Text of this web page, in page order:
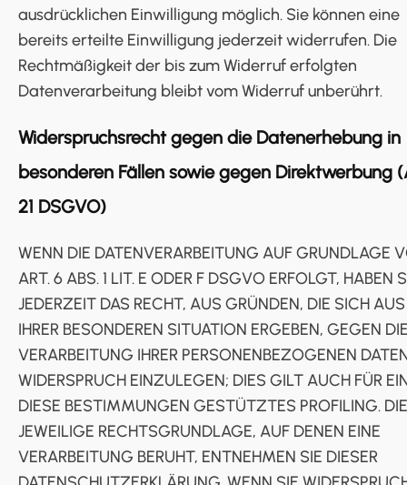
ausdrücklichen Einwilligung möglich. Sie können eine
bereits erteilte Einwilligung jederzeit widerrufen. Die
Rechtmäßigkeit der bis zum Widerruf erfolgten
Datenverarbeitung bleibt vom Widerruf unberührt.
Widerspruchsrecht gegen die Datenerhebung in
besonderen Fällen sowie gegen Direktwerbung
21 DSGVO)
WENN DIE DATENVERARBEITUNG AUF GRUNDLAGE
ART. 6 ABS. 1 LIT. E ODER F DSGVO ERFOLGT, HABEN
JEDERZEIT DAS RECHT, AUS GRÜNDEN, DIE SICH AUS
IHRER BESONDEREN SITUATION ERGEBEN, GEGEN
VERARBEITUNG IHRER PERSONENBEZOGENEN
WIDERSPRUCH EINZULEGEN; DIES GILT AUCH FÜR
DIESE BESTIMMUNGEN GESTÜTZTES PROFILING. DIE
JEWEILIGE RECHTSGRUNDLAGE, AUF DENEN EINE
VERARBEITUNG BERUHT, ENTNEHMEN SIE DIESER